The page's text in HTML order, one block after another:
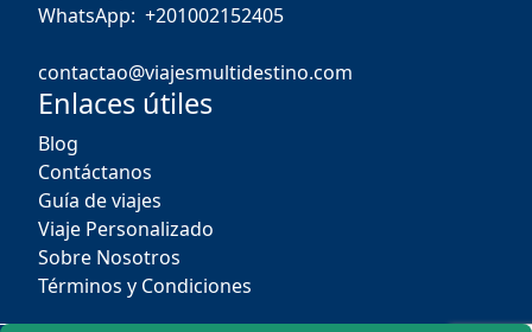
WhatsApp: +201002152405
contactao@viajesmultidestino.com
Enlaces útiles
Blog
Contáctanos
Guía de viajes
Viaje Personalizado
Sobre Nosotros
Términos y Condiciones